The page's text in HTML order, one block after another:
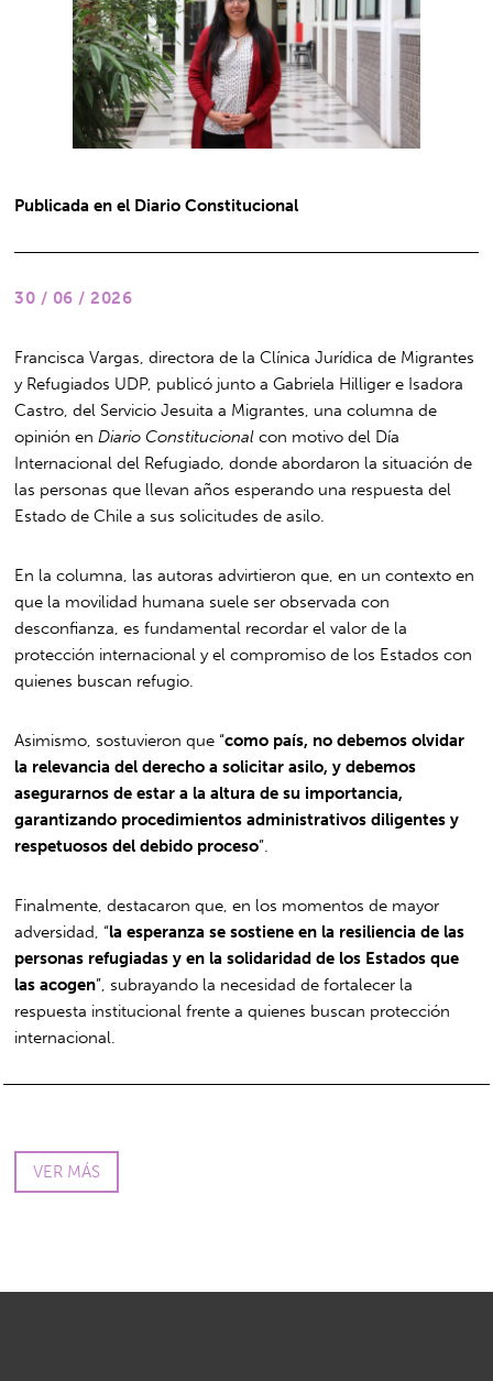
Publicada en el Diario Constitucional
30 / 06 / 2026
Francisca Vargas, directora de la Clínica Jurídica de Migrantes
y Refugiados UDP, publicó junto a Gabriela Hilliger e Isadora
Castro, del Servicio Jesuita a Migrantes, una columna de
opinión en Diario Constitucional con motivo del Día
Internacional del Refugiado, donde abordaron la situación de
las personas que llevan años esperando una respuesta del
Estado de Chile a sus solicitudes de asilo.
En la columna, las autoras advirtieron que, en un contexto en
que la movilidad humana suele ser observada con
desconfianza, es fundamental recordar el valor de la
protección internacional y el compromiso de los Estados con
quienes buscan refugio.
Asimismo, sostuvieron que “como país, no debemos olvidar
la relevancia del derecho a solicitar asilo, y debemos
asegurarnos de estar a la altura de su importancia,
garantizando procedimientos administrativos diligentes y
respetuosos del debido proceso”.
Finalmente, destacaron que, en los momentos de mayor
adversidad, “la esperanza se sostiene en la resiliencia de las
personas refugiadas y en la solidaridad de los Estados que
las acogen”, subrayando la necesidad de fortalecer la
respuesta institucional frente a quienes buscan protección
internacional.
VER MÁS